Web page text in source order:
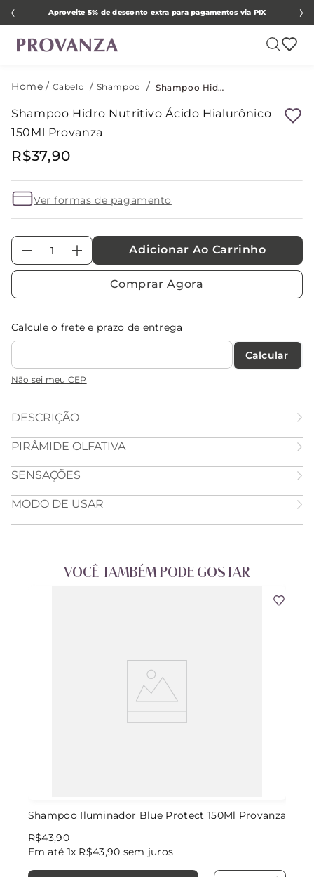
Aproveite 5% de desconto extra para pagamentos via PIX
Cabelo Shampoo Shampoo Hidro Nutritivo Ácido Hialurônico 150Ml Provanza
Shampoo Hidro Nutritivo Ácido Hialurônico
150Ml Provanza
R$37,90
Ver formas de pagamento
＋
－ Adicionar Ao Carrinho
Comprar Agora
Calcule o frete e prazo de entrega
Não sei meu CEP
DESCRIÇÃO
PIRÂMIDE OLFATIVA
SENSAÇÕES
MODO DE USAR
VOCÊ TAMBÉM PODE GOSTAR
Shampoo Iluminador Blue Protect 150Ml Provanza
R$43,90
Em até 1x R$43,90 sem juros